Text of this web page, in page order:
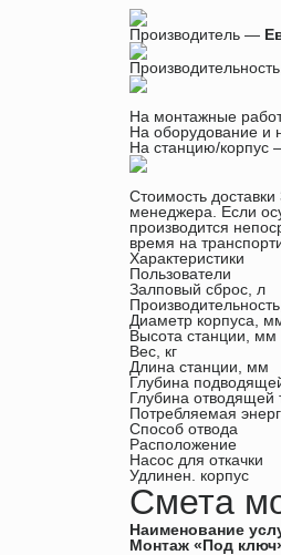
Производитель —
На монтажные
На оборудование и
На станцию/корпус
Стоимость
менеджера. Если
производится
время на
Характеристики
Пользователи
Залповый сброс, л
Диаметр корпуса,
Высота станции, мм
Вес, кг
Длина станции, мм
Глубина
Глубина отводящей
Потребляемая
Способ отвода
Расположение
Насос для откачки
Удлинен. корпус
Смета
Наименование
Монтаж «Под